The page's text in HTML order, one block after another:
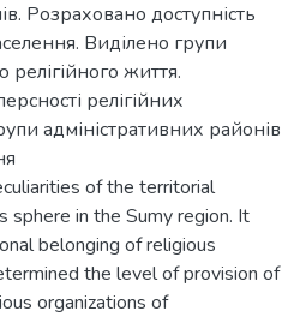
Розраховано доступність
Виділено групи
релігійного життя.
релігійних
адміністративних районів
of the territorial
sphere in the Sumy region. It
belonging of religious
the level of provision of
organizations of